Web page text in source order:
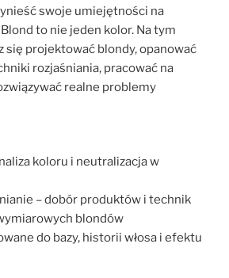
swoje umiejętności na
to nie jeden kolor. Na tym
się projektować blondy, opanować
rozjaśniania, pracować na
realne problemy
koloru i neutralizacja w
– dobór produktów i technik
blondów
do bazy, historii włosa i efektu